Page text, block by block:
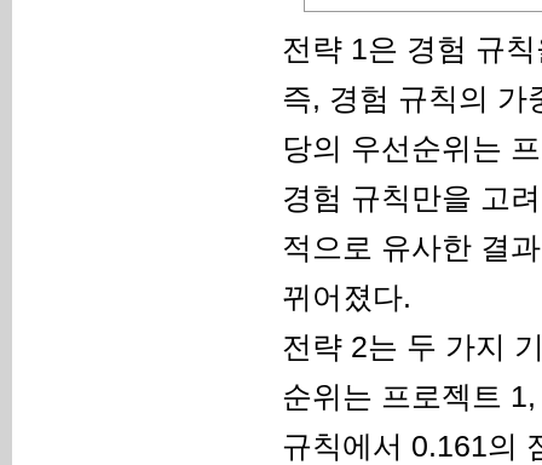
전략 1은 경험 규
즉, 경험 규칙의 가
당의 우선순위는
경험 규칙만을 고
적으로 유사한 결
뀌어졌다.
전략 2는 두 가지
순위는 프로젝트
규칙에서 0.161의